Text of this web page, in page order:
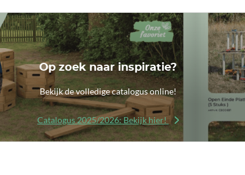
Op zoek naar inspiratie?
Bekijk de volledige catalogus online!
Catalogus 2025/2026: Bekijk hier!